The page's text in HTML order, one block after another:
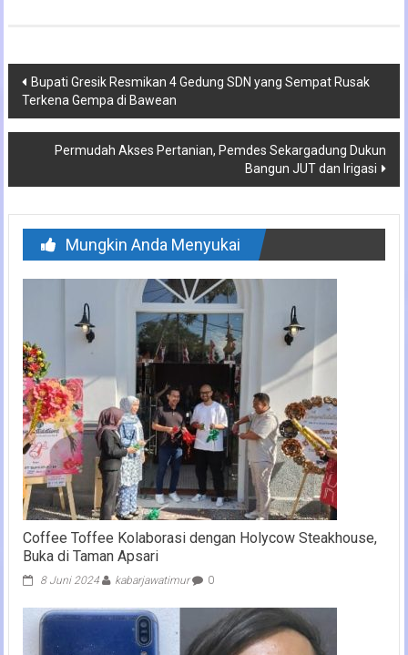
Navigasi
pos
Bupati Gresik Resmikan 4 Gedung SDN yang Sempat Rusak
Terkena Gempa di Bawean
Permudah Akses Pertanian, Pemdes Sekargadung Dukun
Bangun JUT dan Irigasi
Mungkin Anda Menyukai
Coffee Toffee Kolaborasi dengan Holycow Steakhouse,
Buka di Taman Apsari
8 Juni 2024 kabarjawatimur 0